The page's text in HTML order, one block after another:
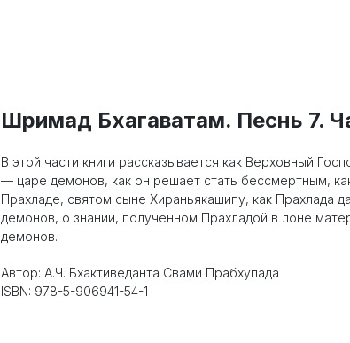
Шримад Бхагаватам. Песнь 7.
В этой части книги рассказывается как Верховный
— царе демонов, как он решает стать бессмертным,
Прахладе, святом сыне Хираньякашипу, как Прахлада
демонов, о знании, полученном Прахладой в лоне
демонов.
Автор: А.Ч. Бхактиведанта Свами Прабхупада
ISBN: 978-5-906941-54-1